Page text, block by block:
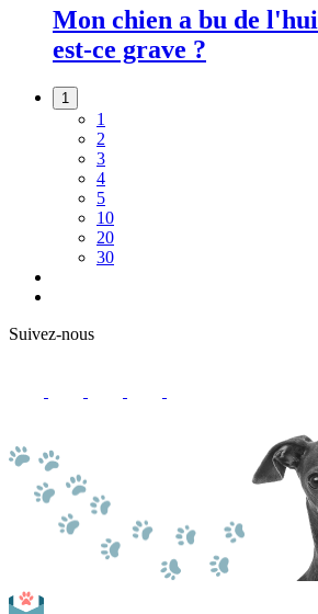
Mon chien a bu de
est-ce grave ?
1
1
2
3
4
5
10
20
30
Suivez-nous